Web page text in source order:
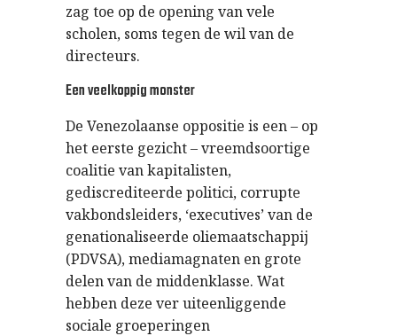
zag toe op de opening van vele
scholen, soms tegen de wil van de
directeurs.
Een veelkoppig monster
De Venezolaanse oppositie is een – op
het eerste gezicht – vreemdsoortige
coalitie van kapitalisten,
gediscrediteerde politici, corrupte
vakbondsleiders, ‘executives’ van de
genationaliseerde oliemaatschappij
(PDVSA), mediamagnaten en grote
delen van de middenklasse. Wat
hebben deze ver uiteenliggende
sociale groeperingen